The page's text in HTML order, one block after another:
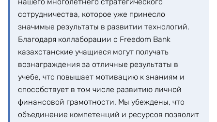
нашего многолетнего стратегического
сотрудничества, которое уже принесло
значимые результаты в развитии технологий.
Благодаря коллаборации с Freedom Bank
казахстанские учащиеся могут получать
вознаграждения за отличные результаты в
учебе, что повышает мотивацию к знаниям и
способствует в том числе развитию личной
финансовой грамотности. Мы убеждены, что
объединение компетенций и ресурсов позволит